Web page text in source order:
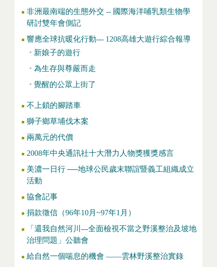
非洲最南端的生態外交 -- 國際海洋哺乳類生物學
研討雙年會側記
響應全球抗暖化行動--- 1208高雄大遊行綜合報導
新娘子的遊行
為生存與尊嚴而走
覺醒的公眾上街了
不上鎖的腳踏車
獅子鄉草埔伐木案
兩萬元的代價
2008年中央通訊社十大潛力人物獎獲獎感言
美濃一日行 ──地球公民歲末聯誼暨義工組織成立
活動
協會記事
捐款徵信（96年10月~97年1月）
「還我自然河川---全面檢視不當之野溪整治及坡地
治理問題」公聽會
給自然一個喘息的機會 ——雲林野溪整治實錄